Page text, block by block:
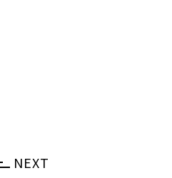
NEXT